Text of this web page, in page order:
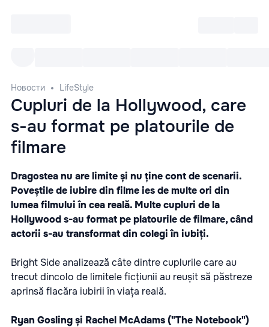
Новости LifeStyle
Cupluri de la Hollywood, care
s-au format pe platourile de
filmare
Dragostea nu are limite și nu ține cont de scenarii.
Poveștile de iubire din filme ies de multe ori din
lumea filmului în cea reală. Multe cupluri de la
Hollywood s-au format pe platourile de filmare, când
actorii s-au transformat din colegi în iubiți.
Bright Side analizează câte dintre cuplurile care au
trecut dincolo de limitele ficțiunii au reușit să păstreze
aprinsă flacăra iubirii în viața reală.
Ryan Gosling și Rachel McAdams ("The Notebook")